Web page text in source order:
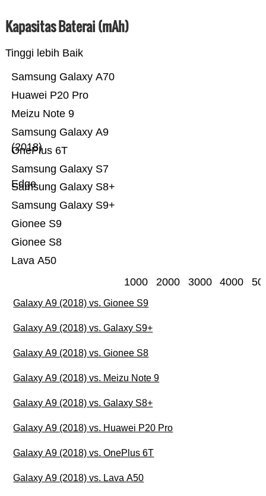
Kapasitas Baterai (mAh)
Tinggi lebih Baik
Lava A50
Gionee S8
Gionee S9
Samsung Galaxy S9+
Samsung Galaxy S8+
Samsung Galaxy S7
Edge
OnePlus 6T
Samsung Galaxy A9
(2018)
Meizu Note 9
Huawei P20 Pro
Samsung Galaxy A70
1000 2000 3000 4000
Galaxy A9 (2018) vs. Gionee S9
Galaxy A9 (2018) vs. Galaxy S9+
Galaxy A9 (2018) vs. Gionee S8
Galaxy A9 (2018) vs. Meizu Note 9
Galaxy A9 (2018) vs. Galaxy S8+
Galaxy A9 (2018) vs. Huawei P20 Pro
Galaxy A9 (2018) vs. OnePlus 6T
Galaxy A9 (2018) vs. Lava A50